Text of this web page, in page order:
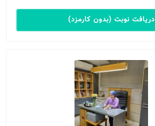
دریافت نوبت (بدون کارمزد)